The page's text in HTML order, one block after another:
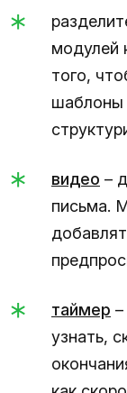
модулей
того,
шаблоны
видео –
письма.
таймер
узнать,